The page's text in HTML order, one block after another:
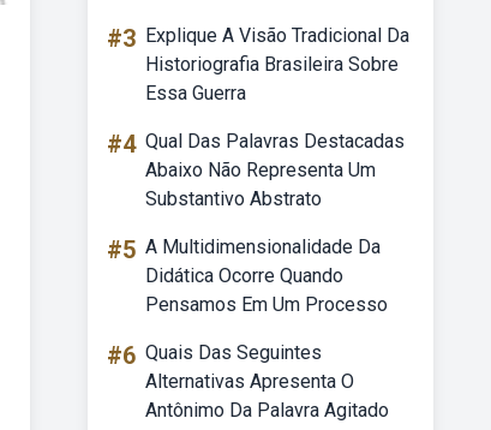
#3 Explique A Visão Tradicional Da
Historiografia Brasileira Sobre
Essa Guerra
#4 Qual Das Palavras Destacadas
Abaixo Não Representa Um
Substantivo Abstrato
#5 A Multidimensionalidade Da
Didática Ocorre Quando
Pensamos Em Um Processo
#6 Quais Das Seguintes
Alternativas Apresenta O
Antônimo Da Palavra Agitado